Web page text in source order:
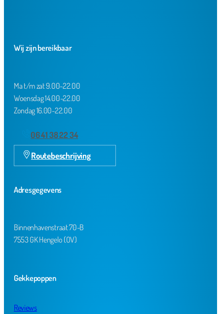
Wij zijn bereikbaar
Ma t/m zat 9.00-22.00
Woensdag 14.00-22.00
Zondag 16.00-22.00
06 41 38 22 34
Routebeschrijving
Adresgegevens
Binnenhavenstraat 70-B
7553 GK Hengelo (OV)
Gekkepoppen
Reviews